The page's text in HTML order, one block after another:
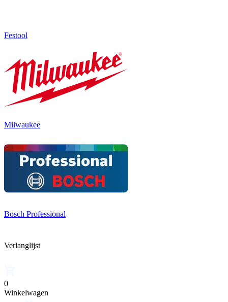
Festool
Milwaukee
Bosch Professional
Verlanglijst
0
Winkelwagen